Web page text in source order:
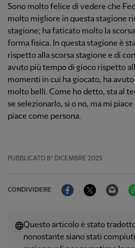
Sono molto felice di vedere che
molto migliore in questa stagione
stagione; ha faticato molto la
forma fisica. In questa stagione è
rispetto alla scorsa stagione e di
avuto più tempo di gioco rispetto
momenti in cui ha giocato, ha
molto belli. Come ho detto, sta al
se selezionarlo, sì o no, ma mi
piace come persona.
PUBBLICATO 8º DICEMBRE 2025
CONDIVIDERE
FacebookTwitter
Questo articolo è stato
nonostante siano stati